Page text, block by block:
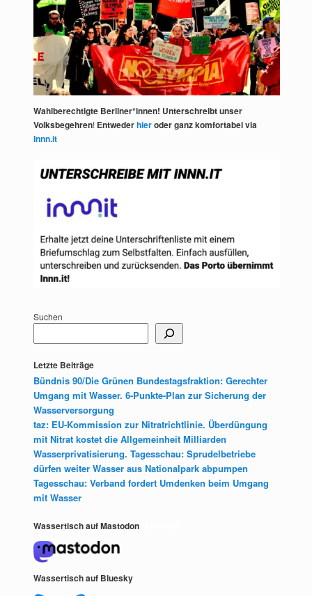
Wahlberechtigte Berliner*innen! Unterschreibt unser
Volksbegehren! Entwederhieroder ganz komfortabel via
Innn.it
Suchen
Letzte Beiträge
Bündnis 90/Die Grünen Bundestagsfraktion: Gerechter
Umgang mit Wasser. 6-Punkte-Plan zur Sicherung der
Wasserversorgung
taz: EU-Kommission zur Nitratrichtlinie. Überdüngung
mit Nitrat kostet die Allgemeinheit Milliarden
Wasserprivatisierung. Tagesschau: Sprudelbetriebe
dürfen weiter Wasser aus Nationalpark abpumpen
Tagesschau: Verband fordert Umdenken beim Umgang
mit Wasser
Wassertisch auf Mastodon
Wassertisch auf Bluesky